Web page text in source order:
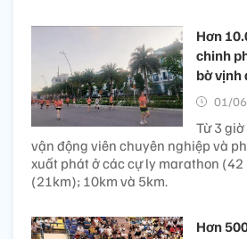
Hơn
chinh
bờ vịnh
01/
Từ 3
vận động viên chuyên nghiệp và
xuất phát ở các cự ly marathon
(21km); 10km và 5km.
Hơn